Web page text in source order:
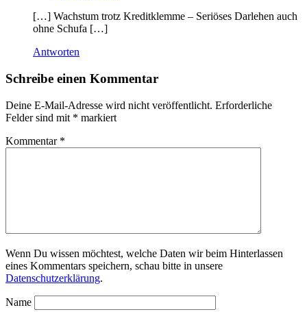
[…] Wachstum trotz Kreditklemme – Seriöses Darlehen auch
ohne Schufa […]
Antworten
Schreibe einen Kommentar
Deine E-Mail-Adresse wird nicht veröffentlicht. Erforderliche
Felder sind mit * markiert
Kommentar *
Wenn Du wissen möchtest, welche Daten wir beim Hinterlassen
eines Kommentars speichern, schau bitte in unsere
Datenschutzerklärung.
Name